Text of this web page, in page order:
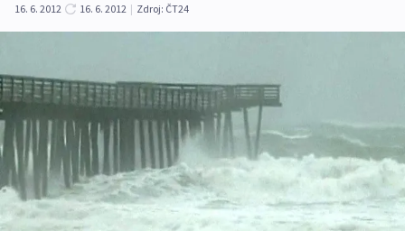
16. 6. 2012
16. 6. 2012 | Zdroj: ČT24